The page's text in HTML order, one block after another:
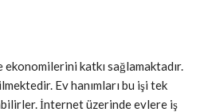
katkı sağlamaktadır.
Ev hanımları bu işi tek
İnternet üzerinde evlere iş